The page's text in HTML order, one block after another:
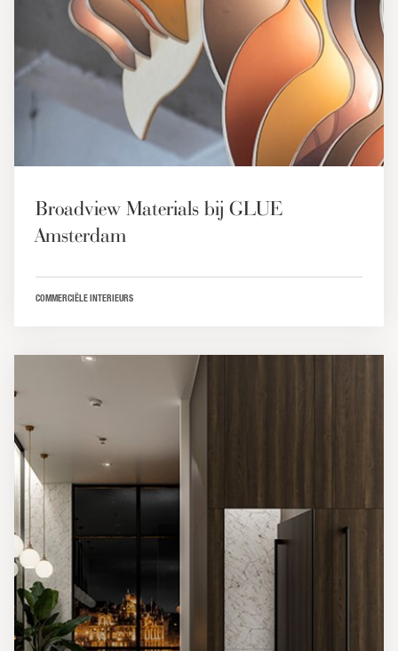
Broadview Materials bij GLUE
Amsterdam
COMMERCIËLE INTERIEURS